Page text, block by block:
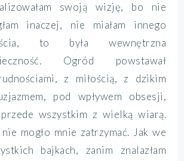
swoją wizję, bo nie
inaczej, nie miałam innego
to była wewnętrzna
Ogród powstawał
z miłością, z dzikim
pod wpływem obsesji,
wszystkim z wielką wiarą.
mogło mnie zatrzymać. Jak we
bajkach, zanim znalazłam